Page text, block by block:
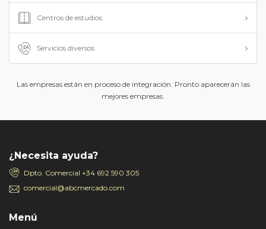
Centros de estudios
Servicios diversos
Las empresas están en proceso de integración. Pronto aparecerán las
mejores empresas.
¿Necesita ayuda?
Dpto. Comercial +34 692 590 305
comercial@abcmercado.com
Menú